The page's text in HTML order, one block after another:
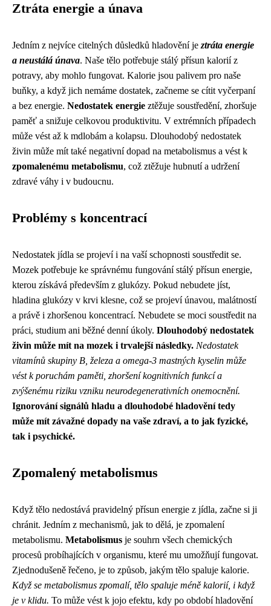
Ztráta energie a únava
Jedním z nejvíce citelných důsledků hladovění je ztráta energie
a neustálá únava. Naše tělo potřebuje stálý přísun kalorií z
potravy, aby mohlo fungovat. Kalorie jsou palivem pro naše
buňky, a když jich nemáme dostatek, začneme se cítit vyčerpaní
a bez energie. Nedostatek energie ztěžuje soustředění, zhoršuje
paměť a snižuje celkovou produktivitu. V extrémních případech
může vést až k mdlobám a kolapsu. Dlouhodobý nedostatek
živin může mít také negativní dopad na metabolismus a vést k
zpomalenému metabolismu, což ztěžuje hubnutí a udržení
zdravé váhy i v budoucnu.
Problémy s koncentrací
Nedostatek jídla se projeví i na vaší schopnosti soustředit se.
Mozek potřebuje ke správnému fungování stálý přísun energie,
kterou získává především z glukózy. Pokud nebudete jíst,
hladina glukózy v krvi klesne, což se projeví únavou, malátností
a právě i zhoršenou koncentrací. Nebudete se moci soustředit na
práci, studium ani běžné denní úkoly. Dlouhodobý nedostatek
živin může mít na mozek i trvalejší následky. Nedostatek
vitamínů skupiny B, železa a omega-3 mastných kyselin může
vést k poruchám paměti, zhoršení kognitivních funkcí a
zvýšenému riziku vzniku neurodegenerativních onemocnění.
Ignorování signálů hladu a dlouhodobé hladovění tedy
může mít závažné dopady na vaše zdraví, a to jak fyzické,
tak i psychické.
Zpomalený metabolismus
Když tělo nedostává pravidelný přísun energie z jídla, začne si ji
chránit. Jedním z mechanismů, jak to dělá, je zpomalení
metabolismu. Metabolismus je souhrn všech chemických
procesů probíhajících v organismu, které mu umožňují fungovat.
Zjednodušeně řečeno, je to způsob, jakým tělo spaluje kalorie.
Když se metabolismus zpomalí, tělo spaluje méně kalorií, i když
je v klidu. To může vést k jojo efektu, kdy po období hladovění